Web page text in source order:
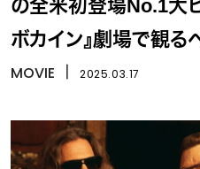
の全米初登場No.1大ヒ
ボカイン』劇場で観る
MOVIE 2025.03.17